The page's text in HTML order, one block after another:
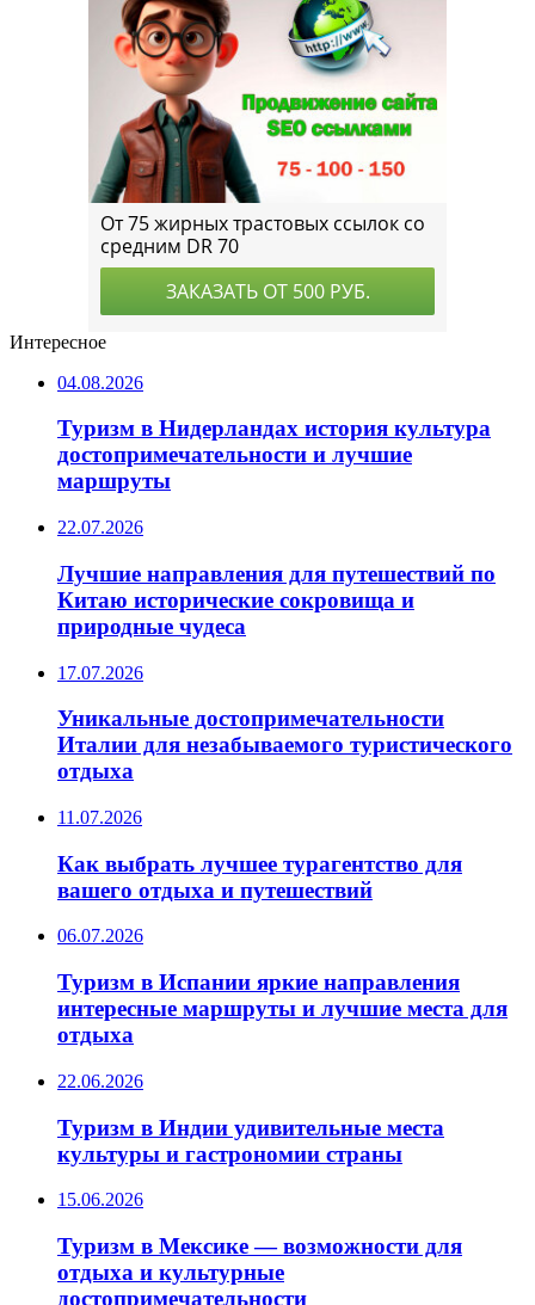
Интересное
04.08.2026
Туризм в Нидерландах история культура
достопримечательности и лучшие
маршруты
22.07.2026
Лучшие направления для путешествий по
Китаю исторические сокровища и
природные чудеса
17.07.2026
Уникальные достопримечательности
Италии для незабываемого туристического
отдыха
11.07.2026
Как выбрать лучшее турагентство для
вашего отдыха и путешествий
06.07.2026
Туризм в Испании яркие направления
интересные маршруты и лучшие места для
отдыха
22.06.2026
Туризм в Индии удивительные места
культуры и гастрономии страны
15.06.2026
Туризм в Мексике — возможности для
отдыха и культурные
достопримечательности